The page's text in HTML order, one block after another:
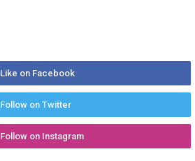
Like on Facebook
Follow on Twitter
Follow on Instagram